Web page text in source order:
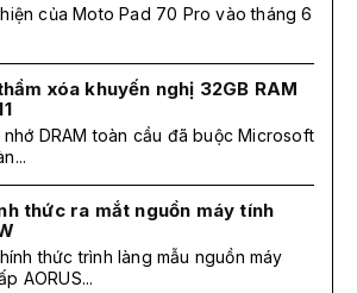
của Moto Pad 70 Pro vào tháng 6
xóa khuyến nghị 32GB RAM
DRAM toàn cầu đã buộc Microsoft
thức ra mắt nguồn máy tính
thức trình làng mẫu nguồn máy
AORUS...